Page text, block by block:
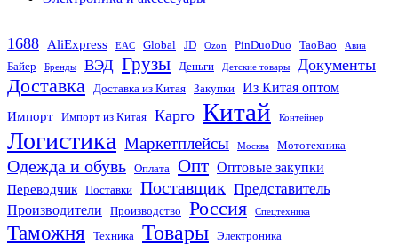
1688 AliExpress EAC Global JD Ozon PinDuoDuo TaoBao Авиа
Байер Бренды ВЭД Грузы Деньги Детские товары Документы
Доставка Доставка из Китая Закупки Из Китая оптом
Импорт Импорт из Китая Карго Китай Контейнер
Логистика Маркетплейсы Москва Мототехника
Одежда и обувь Оплата Опт Оптовые закупки
Переводчик Поставки Поставщик Представитель
Производители Производство Россия Спецтехника
Таможня Техника Товары Электроника